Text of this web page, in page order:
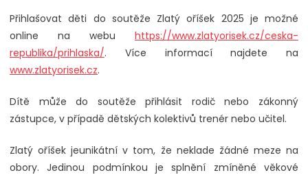
Přihlašovat děti do soutěže Zlatý oříšek 2025 je možné
online na webu https://www.zlatyorisek.cz/ceska-
republika/prihlaska/. Více informací najdete na
www.zlatyorisek.cz.
Dítě může do soutěže přihlásit rodič nebo zákonný
zástupce, v případě dětských kolektivů trenér nebo učitel.
Zlatý oříšek jeunikátní v tom, že neklade žádné meze na
obory. Jedinou podmínkou je splnění zmíněné věkové